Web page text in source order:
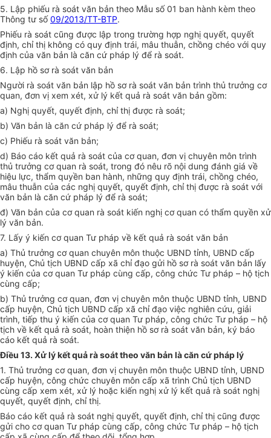
5. Lập phiếu rà soát văn bản theo Mẫu số 01 ban hành kèm theo
Thông tư số09/2013/TT-BTP.
Phiếu rà soát cũng được lập trong trường hợp nghị quyết, quyết
định, chỉ thị không có quy định trái, mâu thuẫn, chồng chéo với quy
định của văn bản là căn cứ pháp lý để rà soát.
6. Lập hồ sơ rà soát văn bản
Người rà soát văn bản lập hồ sơ rà soát văn bản trình thủ trưởng cơ
quan, đơn vị xem xét, xử lý kết quả rà soát văn bản gồm:
a) Nghị quyết, quyết định, chỉ thị được rà soát;
b) Văn bản là căn cứ pháp lý để rà soát;
c) Phiếu rà soát văn bản;
d) Báo cáo kết quả rà soát của cơ quan, đơn vị chuyên môn trình
thủ trưởng cơ quan rà soát, trong đó nêu rõ nội dung đánh giá về
hiệu lực, thẩm quyền ban hành, những quy định trái, chồng chéo,
mâu thuẫn của các nghị quyết, quyết định, chỉ thị được rà soát với
văn bản là căn cứ pháp lý để rà soát;
đ) Văn bản của cơ quan rà soát kiến nghị cơ quan có thẩm quyền xử
lý văn bản.
7. Lấy ý kiến cơ quan Tư pháp về kết quả rà soát văn bản
a) Thủ trưởng cơ quan chuyên môn thuộc UBND tỉnh, UBND cấp
huyện, Chủ tịch UBND cấp xã chỉ đạo gửi hồ sơ rà soát văn bản lấy
ý kiến của cơ quan Tư pháp cùng cấp, công chức Tư pháp – hộ tịch
cùng cấp;
b) Thủ trưởng cơ quan, đơn vị chuyên môn thuộc UBND tỉnh, UBND
cấp huyện, Chủ tịch UBND cấp xã chỉ đạo việc nghiên cứu, giải
trình, tiếp thu ý kiến của cơ quan Tư pháp, công chức Tư pháp – hộ
tịch về kết quả rà soát, hoàn thiện hồ sơ rà soát văn bản, ký báo
cáo kết quả rà soát.
Điều 13. Xử lý kết quả rà soát theo văn bản là căn cứ pháp lý
1. Thủ trưởng cơ quan, đơn vị chuyên môn thuộc UBND tỉnh, UBND
cấp huyện, công chức chuyên môn cấp xã trình Chủ tịch UBND
cùng cấp xem xét, xử lý hoặc kiến nghị xử lý kết quả rà soát nghị
quyết, quyết định, chỉ thị.
Báo cáo kết quả rà soát nghị quyết, quyết định, chỉ thị cũng được
gửi cho cơ quan Tư pháp cùng cấp, công chức Tư pháp – hộ tịch